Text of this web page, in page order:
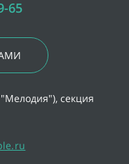
65
секция